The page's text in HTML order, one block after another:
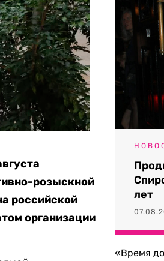
розыскной
российской
организации
лет
«Время